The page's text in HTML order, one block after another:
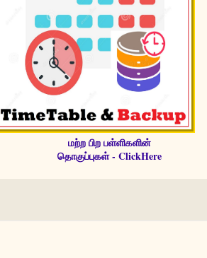
மற்ற பிற பள்ளிகளின்
தொகுப்புகள் - ClickHere